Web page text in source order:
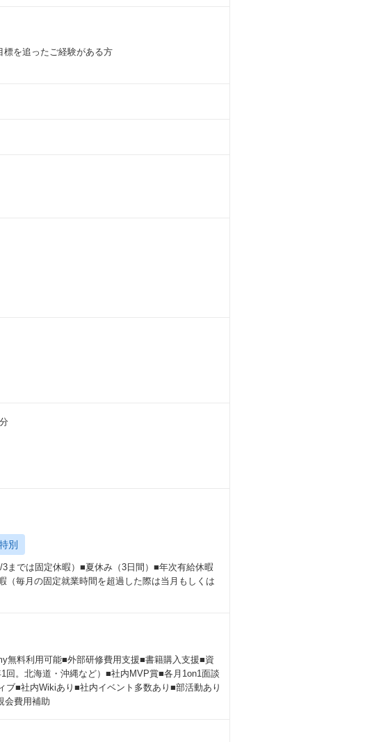
標を追ったご経験がある方
別
までは固定休暇）■夏休み（3日間）■年次有給休暇
（毎月の固定就業時間を超過した際は当月もしくは
無料利用可能■外部研修費用支援■書籍購入支援■資
。北海道・沖縄など）■社内MVP賞■各月1on1面談
■社内Wikiあり■社内イベント多数あり■部活動あり
会費用補助